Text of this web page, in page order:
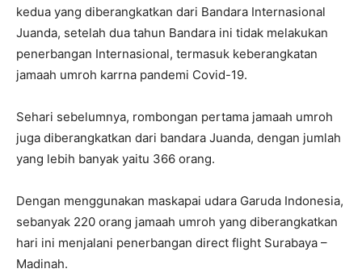
kedua yang diberangkatkan dari Bandara Internasional
Juanda, setelah dua tahun Bandara ini tidak melakukan
penerbangan Internasional, termasuk keberangkatan
jamaah umroh karrna pandemi Covid-19.
Sehari sebelumnya, rombongan pertama jamaah umroh
juga diberangkatkan dari bandara Juanda, dengan jumlah
yang lebih banyak yaitu 366 orang.
Dengan menggunakan maskapai udara Garuda Indonesia,
sebanyak 220 orang jamaah umroh yang diberangkatkan
hari ini menjalani penerbangan direct flight Surabaya –
Madinah.